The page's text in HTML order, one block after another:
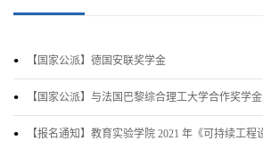
【国家公派】德国安联奖学金
【国家公派】与法国巴黎综合理工大学合作奖学金